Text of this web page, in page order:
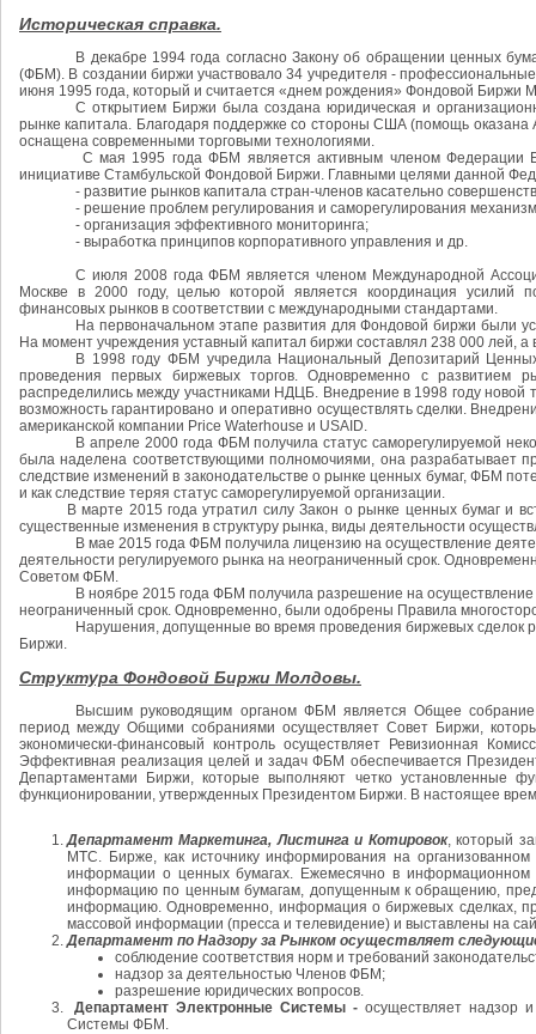
Историческая справка.
В декабре 1994 года согласно Закону об обращении ценных
(ФБМ). В создании биржи участвовало 34 учредителя -
июня 1995 года, который и считается «днем рождения» Фондовой Биржи
С открытием Биржи была создана юридическая и
рынке капитала. Благодаря поддержке со стороны США (помощь
оснащена современными торговыми технологиями.
С мая 1995 года ФБМ является активным членом Федерации
инициативе Стамбульской Фондовой Биржи. Главными целями данной
- развитие рынков капитала стран-членов касательно
- решение проблем регулирования и саморегулирования
- организация эффективного мониторинга;
- выработка принципов корпоративного управления и др.
С июля 2008 года ФБМ является членом Международной
Москве в 2000 году, целью которой является координация усилий
финансовых рынков в соответствии с международными стандартами.
На первоначальном этапе развития для Фондовой биржи были
На момент учреждения уставный капитал биржи составлял 238 000 лей,
В 1998 году ФБМ учредила Национальный Депозитарий
проведения первых биржевых торгов. Одновременно с развитием
распределились между участниками НДЦБ. Внедрение в 1998 году новой
возможность гарантировано и оперативно осуществлять сделки.
американской компании Price Waterhouse и USAID.
В апреле 2000 года ФБМ получила статус саморегулируемой
была наделена соответствующими полномочиями, она разрабатывает
следствие изменений в законодательстве о рынке ценных бумаг, ФБМ
и как следствие теряя статус саморегулируемой организации.
В марте 2015 года утратил силу Закон о рынке ценных бумаг и
существенные изменения в структуру рынка, виды деятельности
В мае 2015 года ФБМ получила лицензию на осуществление
деятельности регулируемого рынка на неограниченный срок.
Советом ФБМ.
В ноябре 2015 года ФБМ получила разрешение на
неограниченный срок. Одновременно, были одобрены Правила
Нарушения, допущенные во время проведения биржевых сделок
Биржи.
Структура Фондовой Биржи Молдовы.
Высшим руководящим органом ФБМ является Общее
период между Общими собраниями осуществляет Совет Биржи,
экономически-финансовый контроль осуществляет Ревизионная
Эффективная реализация целей и задач ФБМ обеспечивается
Департаментами Биржи, которые выполняют четко установленные
функционировании, утвержденных Президентом Биржи. В настоящее
Департамент Маркетинга, Листинга и Котировок, который
МТС. Бирже, как источнику информирования на
информации о ценных бумагах. Ежемесячно в
информацию по ценным бумагам, допущенным к обращению,
информацию. Одновременно, информация о биржевых сделках,
массовой информации (пресса и телевидение) и выставлены на
Департамент по Надзору за Рынком осуществляет
соблюдение соответствия норм и требований
надзор за деятельностью Членов ФБМ;
разрешение юридических вопросов.
Департамент Электронные Системы - осуществляет надзор
Системы ФБМ.